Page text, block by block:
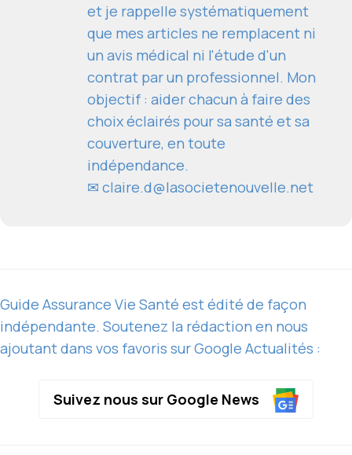
et je rappelle systématiquement
que mes articles ne remplacent ni
un avis médical ni l'étude d'un
contrat par un professionnel. Mon
objectif : aider chacun à faire des
choix éclairés pour sa santé et sa
couverture, en toute
indépendance.
✉ claire.d@lasocietenouvelle.net
Guide Assurance Vie Santé est édité de façon
indépendante. Soutenez la rédaction en nous
ajoutant dans vos favoris sur Google Actualités :
Suivez nous sur Google News